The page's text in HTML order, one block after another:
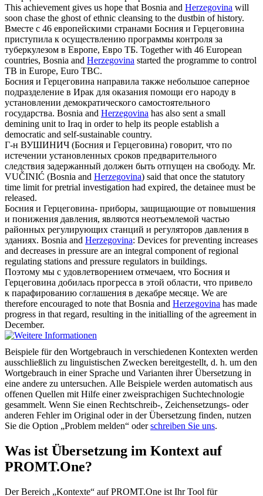
This achievement gives us hope that Bosnia and Herzegovina will
soon chase the ghost of ethnic cleansing to the dustbin of history.
Вместе с 46 европейскими странами Босния и Герцеговина
приступила к осуществлению программы контроля за
туберкулезом в Европе, Евро ТБ. Together with 46 European
countries, Bosnia and Herzegovina started the programme to control
TB in Europe, Euro TBC.
Босния и Герцеговина направила также небольшое саперное
подразделение в Ирак для оказания помощи его народу в
установлении демократического самостоятельного
государства. Bosnia and Herzegovina has also sent a small
demining unit to Iraq in order to help its people establish a
democratic and self-sustainable country.
Г-н ВУШИНИЧ (Босния и Герцеговина) говорит, что по
истечении установленных сроков предварительного
следствия задержанный должен быть отпущен на свободу. Mr.
VUČINIĆ (Bosnia and Herzegovina) said that once the statutory
time limit for pretrial investigation had expired, the detainee must be
released.
Босния и Герцеговина- приборы, защищающие от повышения
и понижения давления, являются неотъемлемой частью
районных регулирующих станций и регуляторов давления в
зданиях. Bosnia and Herzegovina: Devices for preventing increases
and decreases in pressure are an integral component of regional
regulating stations and pressure regulators in buildings.
Поэтому мы с удовлетворением отмечаем, что Босния и
Герцеговина добилась прогресса в этой области, что привело
к парафированию соглашения в декабре месяце. We are
therefore encouraged to note that Bosnia and Herzegovina has made
progress in that regard, resulting in the initialling of the agreement in
December.
Beispiele für den Wortgebrauch in verschiedenen Kontexten werden
ausschließlich zu linguistischen Zwecken bereitgestellt, d. h. um den
Wortgebrauch in einer Sprache und Varianten ihrer Übersetzung in
eine andere zu untersuchen. Alle Beispiele werden automatisch aus
offenen Quellen mit Hilfe einer zweisprachigen Suchtechnologie
gesammelt. Wenn Sie einen Rechtschreib-, Zeichensetzungs- oder
anderen Fehler im Original oder in der Übersetzung finden, nutzen
Sie die Option „Problem melden“ oderschreiben Sie uns.
Was ist Übersetzung im Kontext auf
PROMT.One?
Der Bereich „Kontexte“ auf PROMT.One ist Ihr Tool für